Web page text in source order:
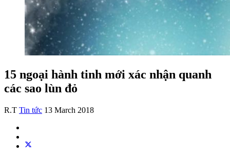
15 ngoại hành tinh mới xác nhận quanh
các sao lùn đỏ
R.T Tin tức 13 March 2018